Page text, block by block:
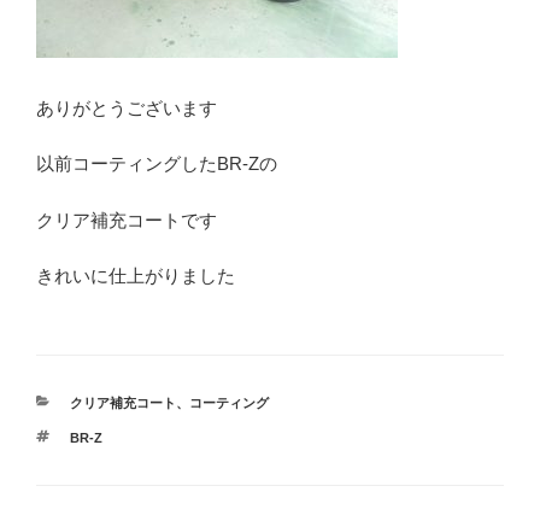
ありがとうございます
以前コーティングしたBR-Zの
クリア補充コートです
きれいに仕上がりました
カ
ゴ
クリア補充コート 、 コーティング
タ
BR-Z